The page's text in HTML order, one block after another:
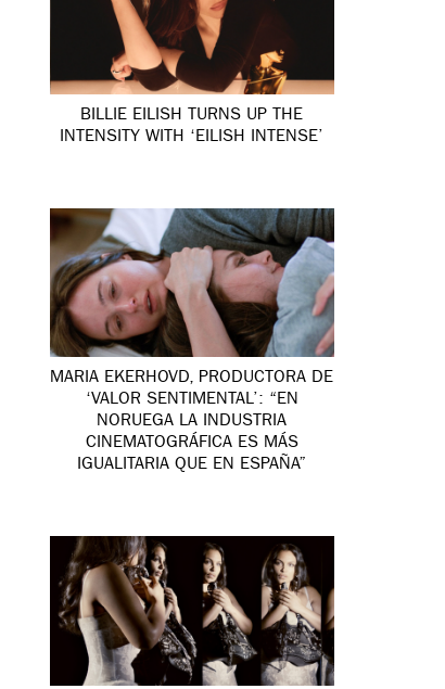
BILLIE EILISH TURNS UP THE
INTENSITY WITH ‘EILISH INTENSE’
MARIA EKERHOVD, PRODUCTORA DE
‘VALOR SENTIMENTAL’: “EN
NORUEGA LA INDUSTRIA
CINEMATOGRÁFICA ES MÁS
IGUALITARIA QUE EN ESPAÑA”